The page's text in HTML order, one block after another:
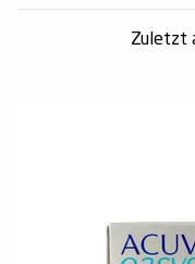
Zuletzt